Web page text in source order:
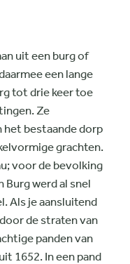
uit een burg of
een lange
tot drie keer toe
Ze
bestaande dorp
grachten.
voor de bevolking
werd al snel
Als je aansluitend
de straten van
panden van
1652. In een pand